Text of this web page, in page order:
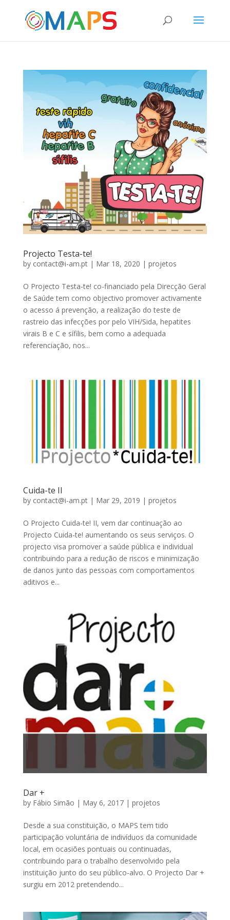
Projecto Testa-te!
by contact@i-am.pt| Mar 18, 2020 | projetos
O Projecto Testa-te! co-financiado pela Direcção Geral
de Saúde tem como objectivo promover activamente
o acesso á prevenção, a realização do teste de
rastreio das infecções por pelo VIH/Sida, hepatites
virais B e C e sífilis, bem como a adequada
referenciação, nos...
Cuida-te II
by contact@i-am.pt| Mar 29, 2019 | projetos
O Projecto Cuida-te! II, vem dar continuação ao
Projecto Cuida-te! aumentando os seus serviços. O
projecto visa promover a saúde pública e individual
contribuindo para a redução de riscos e minimização
de danos junto das pessoas com comportamentos
aditivos e...
Dar +
by Fábio Simão | May 6, 2017| projetos
Desde a sua constituição, o MAPS tem tido
participação voluntária de indivíduos da comunidade
local, em ocasiões pontuais ou continuadas,
contribuindo para o trabalho desenvolvido pela
instituição junto do seu público-alvo. O Projecto Dar +
surgiu em 2012 pretendendo...